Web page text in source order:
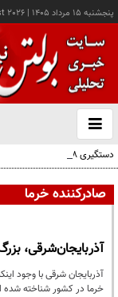
پنجشنبه ۱۵ مرداد ۱۴۰۵ |
2026
باز
و
دستگیری ۸ نفر از اشرار مسلح شاخص و مرتبطین گروهک‌های تروریستی
صادرکننده خرما
آذربایجان‌شرقی،
آذربایجان شرقی با وجود
خرما در کشور شناخته